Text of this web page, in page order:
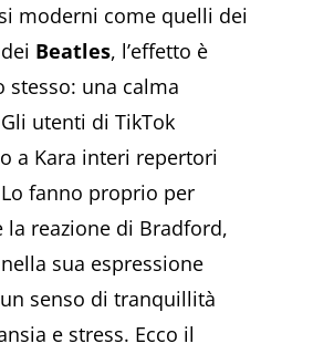
moderni come quelli dei
Beatles, l’effetto è
stesso: una calma
utenti di TikTok
a Kara interi repertori
fanno proprio per
la reazione di Bradford,
sua espressione
senso di tranquillità
e stress. Ecco il